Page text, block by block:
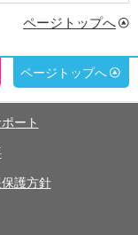
ページトップへ
ページトップへ
ート
護方針